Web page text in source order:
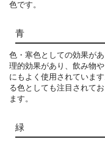
色です。
青
色・寒色としての効果が
理的効果があり、飲み物
にもよく使用されていま
る色としても注目されて
ます。
緑